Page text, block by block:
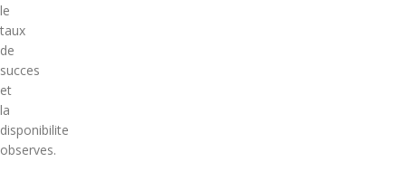
le
taux
de
succes
et
la
disponibilite
observes.